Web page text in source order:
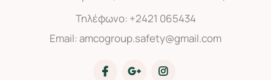
Τηλέφωνο: +2421 065434
Email:amcogroup.safety@gmail.com